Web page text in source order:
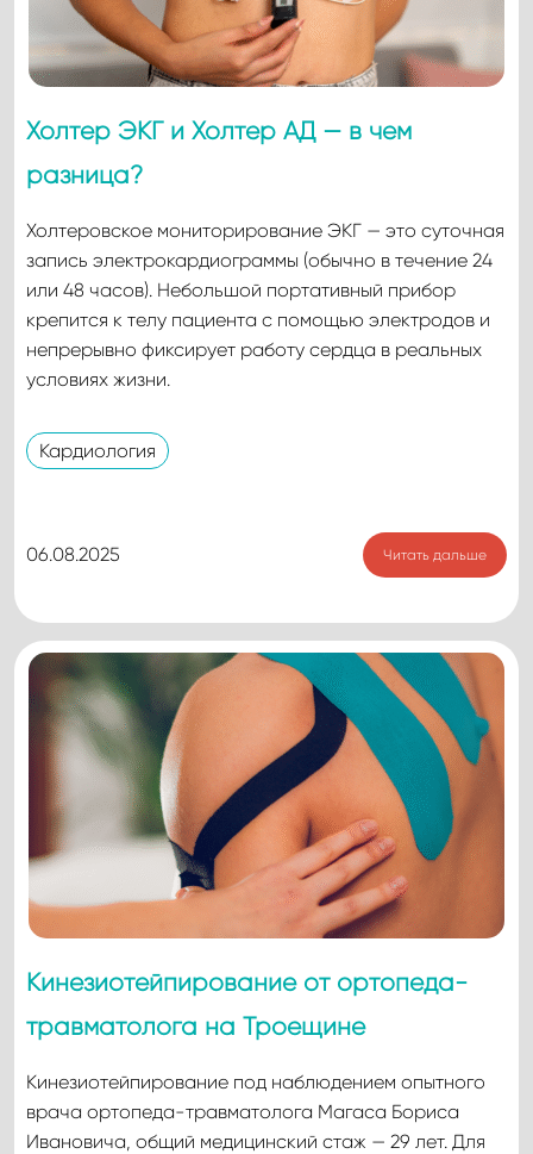
Холтер ЭКГ и Холтер АД — в чем
разница?
Холтеровское мониторирование ЭКГ — это суточная
запись электрокардиограммы (обычно в течение 24
или 48 часов). Небольшой портативный прибор
крепится к телу пациента с помощью электродов и
непрерывно фиксирует работу сердца в реальных
условиях жизни.
Кардиология
06.08.2025 Читать дальше
Кинезиотейпирование от ортопеда-
травматолога на Троещине
Кинезиотейпирование под наблюдением опытного
врача ортопеда-травматолога Магаса Бориса
Ивановича, общий медицинский стаж — 29 лет. Для